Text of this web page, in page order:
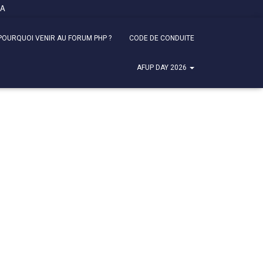
VENIR AU FORUM PHP ? CODE DE CONDUITE
AFUP DAY 2026